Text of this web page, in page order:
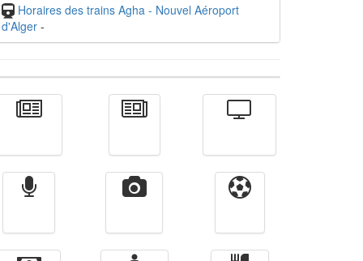
Horaires des trains Agha - Nouvel Aéroport
d'Alger -